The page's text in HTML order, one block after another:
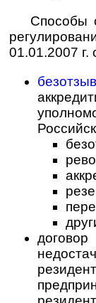
Способы
01.01.2007 г.